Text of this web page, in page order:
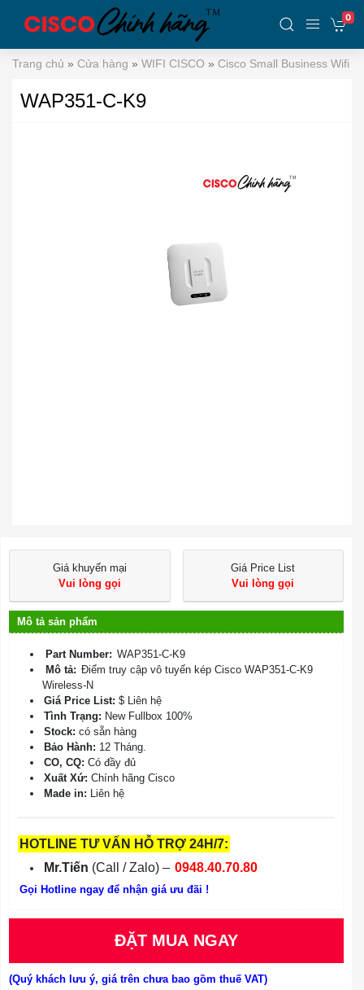
0
Trang chủ » Cửa hàng » WIFI CISCO » Cisco Small Business Wifi
WAP351-C-K9
Giá khuyến mại
Vui lòng gọi
Giá Price List
Vui lòng gọi
Mô tả sản phẩm
Part Number: WAP351-C-K9
Mô tả: Điểm truy cập vô tuyến kép Cisco WAP351-C-K9
Wireless-N
Giá Price List: $ Liên hệ
Tình Trạng: New Fullbox 100%
Stock: có sẵn hàng
Bảo Hành: 12 Tháng.
CO, CQ: Có đầy đủ
Xuất Xứ: Chính hãng Cisco
Made in: Liên hệ
HOTLINE TƯ VẤN HỖ TRỢ 24H/7:
Mr.Tiến (Call / Zalo) – 0948.40.70.80
Gọi Hotline ngay để nhận giá ưu đãi !
ĐẶT MUA NGAY
(Quý khách lưu ý, giá trên chưa bao gồm thuế VAT)